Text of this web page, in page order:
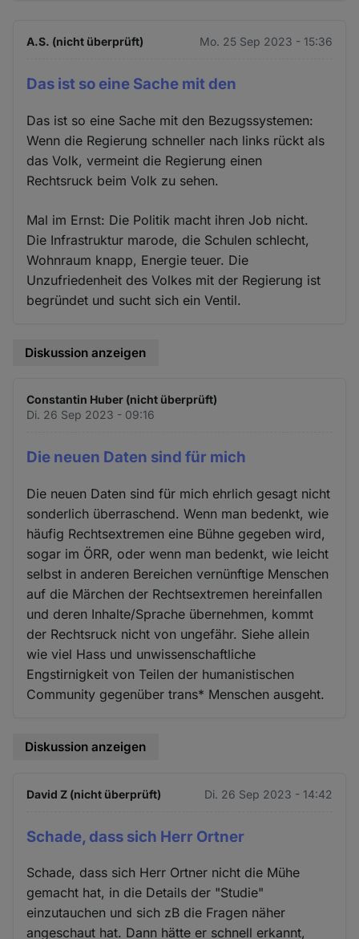
A.S. (nicht überprüft) Mo. 25 Sep 2023 - 15:36
Das ist so eine Sache mit den
Das ist so eine Sache mit den Bezugssystemen:
Wenn die Regierung schneller nach links rückt als
das Volk, vermeint die Regierung einen
Rechtsruck beim Volk zu sehen.
Mal im Ernst: Die Politik macht ihren Job nicht.
Die Infrastruktur marode, die Schulen schlecht,
Wohnraum knapp, Energie teuer. Die
Unzufriedenheit des Volkes mit der Regierung ist
begründet und sucht sich ein Ventil.
Diskussion anzeigen
Constantin Huber (nicht überprüft)
Di. 26 Sep 2023 - 09:16
Die neuen Daten sind für mich
Die neuen Daten sind für mich ehrlich gesagt nicht
sonderlich überraschend. Wenn man bedenkt, wie
häufig Rechtsextremen eine Bühne gegeben wird,
sogar im ÖRR, oder wenn man bedenkt, wie leicht
selbst in anderen Bereichen vernünftige Menschen
auf die Märchen der Rechtsextremen hereinfallen
und deren Inhalte/Sprache übernehmen, kommt
der Rechtsruck nicht von ungefähr. Siehe allein
wie viel Hass und unwissenschaftliche
Engstirnigkeit von Teilen der humanistischen
Community gegenüber trans* Menschen ausgeht.
Diskussion anzeigen
David Z (nicht überprüft) Di. 26 Sep 2023 - 14:42
Schade, dass sich Herr Ortner
Schade, dass sich Herr Ortner nicht die Mühe
gemacht hat, in die Details der "Studie"
einzutauchen und sich zB die Fragen näher
angeschaut hat. Dann hätte er schnell erkannt,